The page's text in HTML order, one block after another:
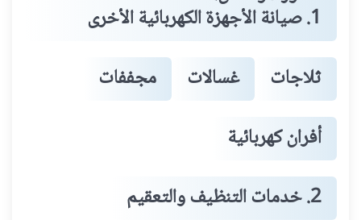
1. صيانة الأجهزة الكهربائية الأخرى
ثلاجات
غسالات
مجففات
أفران كهربائية
2. خدمات التنظيف والتعقيم